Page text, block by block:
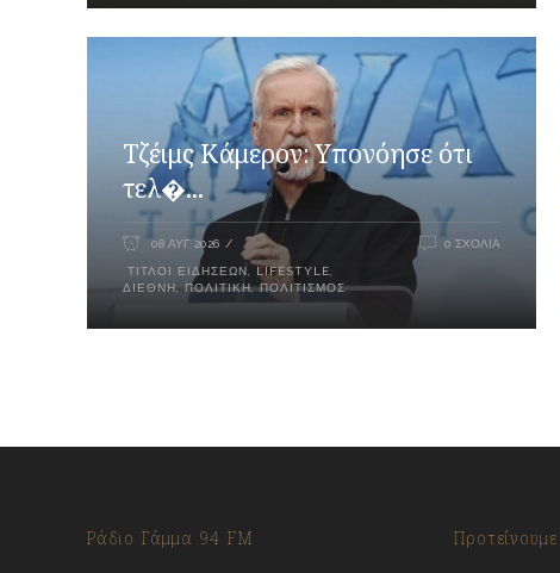
Τζέιμς Κάμερον: Υπονόησε ότι
τελ�...
08 ΑΥΓ 2026
ΤΊΤΛΟΙ ΕΙΔΉΣΕΩΝ LIFESTYLE
ΔΙΕΘΝΉ
ΠΟΛΙΤΙΚΉ,ΠΟΛΙΤΙΣΜΌΣ
0 ΣΧΌΛΙΑ
Ράδιο Γάμμα 94 FM Προτείνουμε